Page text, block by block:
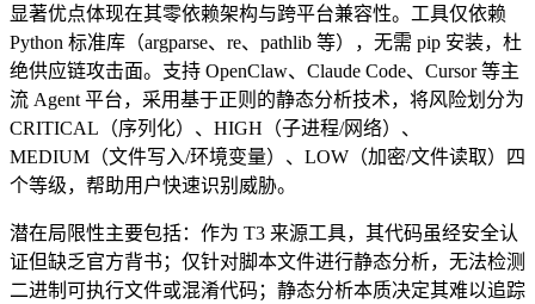
显著优点体现在其零依赖架构与跨平台兼容性。工具仅依赖
Python 标准库（argparse、re、pathlib 等），无需 pip 安装，杜
绝供应链攻击面。支持 OpenClaw、Claude Code、Cursor 等主
流 Agent 平台，采用基于正则的静态分析技术，将风险划分为
CRITICAL（序列化）、HIGH（子进程/网络）、
MEDIUM（文件写入/环境变量）、LOW（加密/文件读取）四
个等级，帮助用户快速识别威胁。
潜在局限性主要包括：作为 T3 来源工具，其代码虽经安全认
证但缺乏官方背书；仅针对脚本文件进行静态分析，无法检测
二进制可执行文件或混淆代码；静态分析本质决定其难以追踪